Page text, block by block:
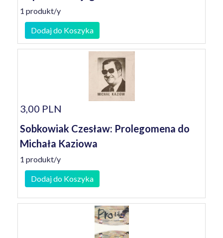
1 produkt/y
Dodaj do Koszyka
3,00 PLN
Sobkowiak Czesław: Prolegomena do
Michała Kaziowa
1 produkt/y
Dodaj do Koszyka